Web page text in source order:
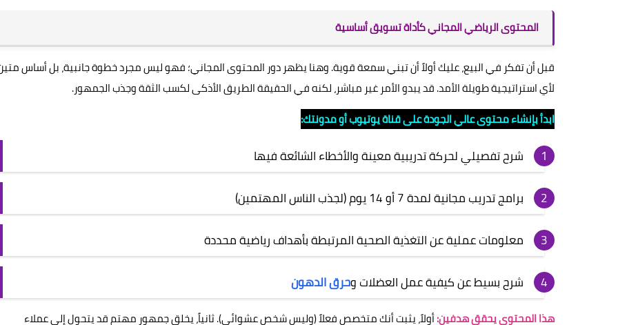
المحتوى الرياضي المجاني كأداة تسويق أساسية
قبل أن تفكر في البيع، عليك أولاً أن تبني سمعة قوية. وهنا يظهر دور المحتوى المجاني؛ فهو ليس مجرد خطوة جانبية، بل أساس
لأي استراتيجية طويلة الأمد. قد يبدو الأمر غير مباشر، لكنه في الحقيقة الطريق الأذكى لكسب الثقة وجذب الجمهور.
ابدأ بإنشاء محتوى عالي الجودة على قناة يوتيوب أو مدونتك:
شرح تفصيلي لحركة تدريبية معينة والأخطاء الشائعة فيها
برامج تدريب مجانية لمدة 7 أو 14 يوم (لجذب الناس المهتمين)
معلومات عملية عن التغذية الصحية المرتبطة بأهداف رياضية محددة
شرح بسيط عن كيفية عمل العضلات وحرق الدهون
هذا المحتوى يحقق هدفين:أولاً، يثبت أنك متخصص فعلاً (وليس شخص عشوائي). ثانياً، يخلق جمهور مهتم قد يتحول إلى عملاء